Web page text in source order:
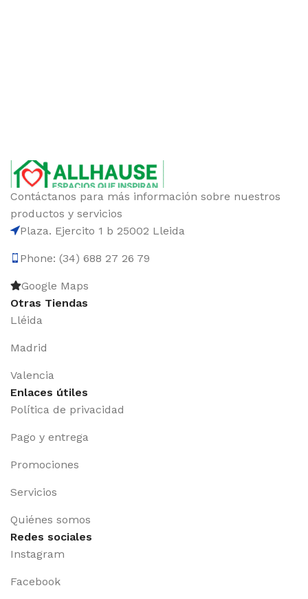
Contáctanos para más información sobre nuestros
productos y servicios
Plaza. Ejercito 1 b 25002 Lleida
Phone: (34) 688 27 26 79
Google Maps
Otras Tiendas
Lléida
Madrid
Valencia
Enlaces útiles
Política de privacidad
Pago y entrega
Promociones
Servicios
Quiénes somos
Redes sociales
Instagram
Facebook